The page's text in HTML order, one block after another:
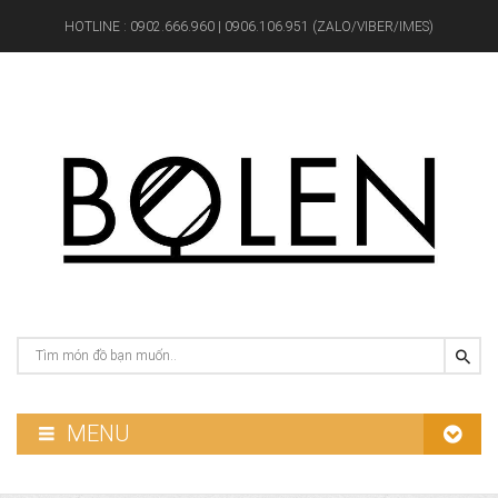
HOTLINE : 0902.666.960 | 0906.106.951 (ZALO/VIBER/IMES)
MENU